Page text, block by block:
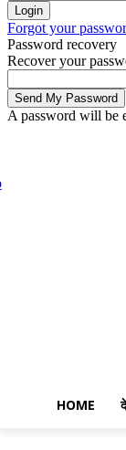
Forgot your
Password recovery
Recover your
A password will be
HOME